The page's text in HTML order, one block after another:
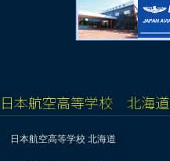
日本航空高等学校 北海道
日本航空高等学校 北海道